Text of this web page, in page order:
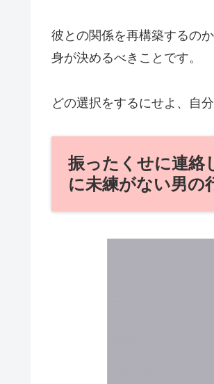
彼との関係を再構築するの
身が決めるべきことです。
どの選択をするにせよ、自
振ったくせに連絡
に未練がない男の